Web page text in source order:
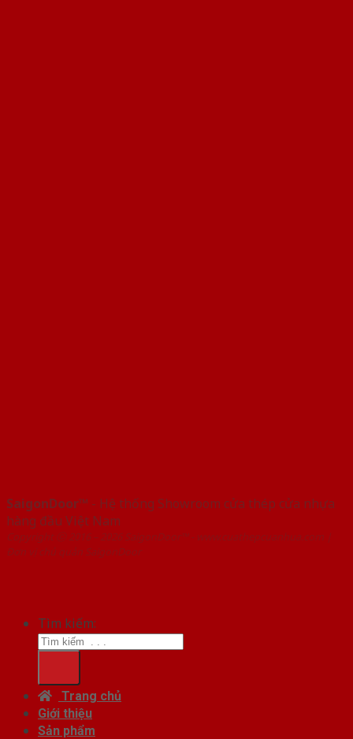
SaigonDoor™ - Hệ thống Showroom cửa thép cửa nhựa
hàng đầu Việt Nam
Copyright ⓒ 2016 – 2026 SaigonDoor™ - www.cuathepcuanhua.com |
Đơn vị chủ quản SaigonDoor
Tìm kiếm:
Trang chủ
Giới thiệu
Sản phẩm